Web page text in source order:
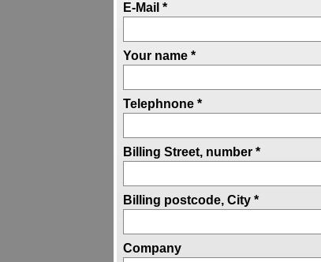
E-Mail *
Your name *
Telephnone *
Billing Street, number *
Billing postcode, City *
Company